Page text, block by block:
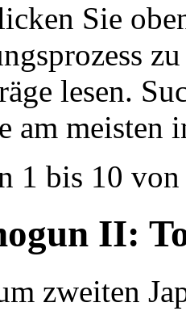
Sie
lesen.
am meisten
1 bis 10
II:
zweiten